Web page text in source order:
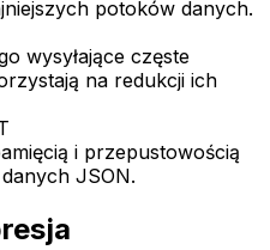
potoków danych.
wysyłające częste
na redukcji ich
i przepustowością
JSON.